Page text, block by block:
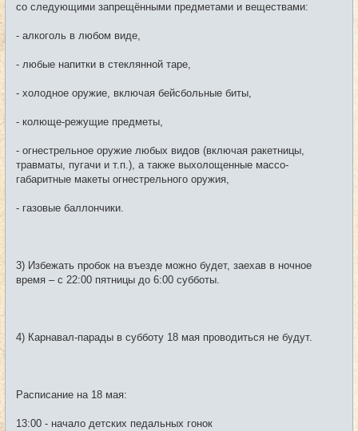
со следующими запрещёнными предметами и веществами:
- алкоголь в любом виде,
- любые напитки в стеклянной таре,
- холодное оружие, включая бейсбольные биты,
- колюще-режущие предметы,
- огнестрельное оружие любых видов (включая ракетницы,
травматы, пугачи и т.п.), а также выхолощенные массо-
габаритные макеты огнестрельного оружия,
- газовые баллончики.
3) Избежать пробок на въезде можно будет, заехав в ночное
время – с 22:00 пятницы до 6:00 субботы.
4) Карнавал-парады в субботу 18 мая проводиться не будут.
Расписание на 18 мая:
13:00 - начало детских педальных гонок